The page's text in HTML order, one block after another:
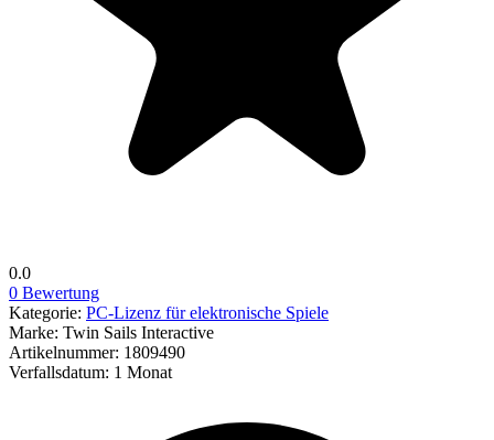
0.0
0 Bewertung
Kategorie: PC-Lizenz für elektronische Spiele
Marke: Twin Sails Interactive
Artikelnummer: 1809490
Verfallsdatum: 1 Monat